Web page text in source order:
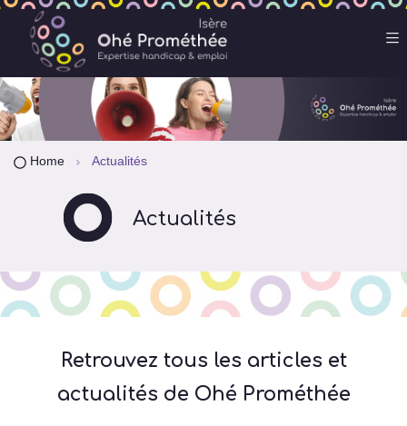
Home Actualités
Actualités
Retrouvez tous les articles et
actualités de Ohé Prométhée